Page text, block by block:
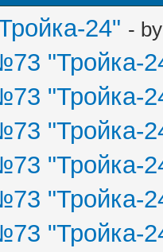
24" - by
"Тройка-
"Тройка-
"Тройка-
"Тройка-
"Тройка-
"Тройка-